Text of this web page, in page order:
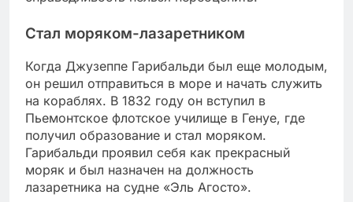
Стал моряком-лазаретником
Когда Джузеппе Гарибальди был еще молодым,
он решил отправиться в море и начать служить
на кораблях. В 1832 году он вступил в
Пьемонтское флотское училище в Генуе, где
получил образование и стал моряком.
Гарибальди проявил себя как прекрасный
моряк и был назначен на должность
лазаретника на судне «Эль Агосто».